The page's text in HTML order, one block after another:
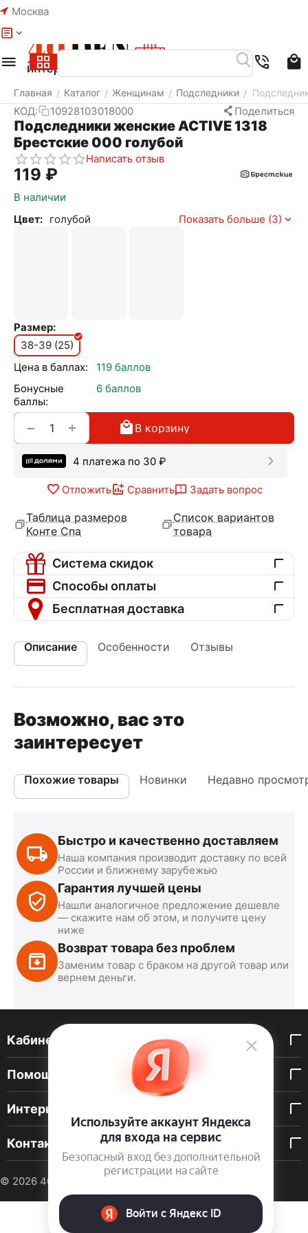
Москва
Главная / Каталог / Женщинам / Подследники /
КОД: 10928103018000 Поделиться
Подследники женские ACTIVE 1318
Брестские 000 голубой
Написать отзыв
‍119‍ ₽
В наличии
Цвет: голубой Показать больше (3)
Размер:
38-39 (25)
Цена в баллах:
119 баллов
Бонусные
баллы:
6 баллов
+
− В корзину
4 платежа по 30 ₽
Отложить Сравнить Задать вопрос
Таблица размеров
Конте Спа
Список вариантов
товара
Система скидок
Способы оплаты
Бесплатная доставка
Описание Особенности Отзывы
Возможно, вас это
заинтересует
Похожие товары Новинки Недавно
Быстро и качественно доставляем
Наша компания производит доставку по всей
России и ближнему зарубежью
Гарантия лучшей цены
Нашли аналогичное предложение дешевле
— скажите нам об этом, и получите цену
ниже
Возврат товара без проблем
Заменим товар с браком на другой товар или
вернем деньги.
Кабинет покупателя
Помощь покупателю
Интернет-магазин
Контакты
© 2026 40 DEN. Интернет-магазин
Меню